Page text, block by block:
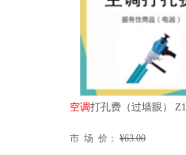
空调打孔费（过墙眼）
市 场 价： ¥63.00